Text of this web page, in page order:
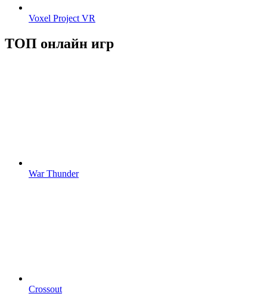
Voxel Project VR
ТОП онлайн игр
War Thunder
Crossout